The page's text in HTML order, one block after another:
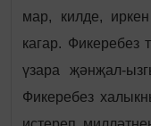
мар, килде,
кагар. Фикеребез
үзара җәнҗал-
Фикеребез